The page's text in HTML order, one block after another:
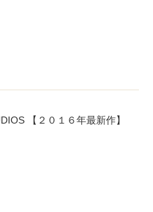
【２０１６年最新作】